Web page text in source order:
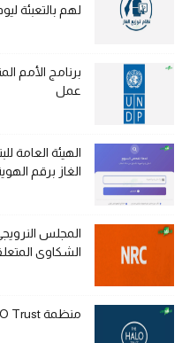
لهم بالتعبئة
عمل
الهيئة العامة
الغاز برقم
الشكاوى
منظمة HALO Trust تعلن عن وظائف شاغرة